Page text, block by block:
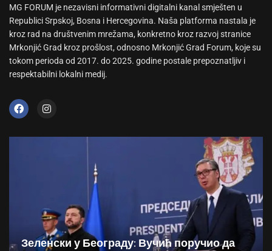
MG FORUM je nezavisni informativni digitalni kanal smješten u
Republici Srpskoj, Bosna i Hercegovina. Naša platforma nastala je
kroz rad na društvenim mrežama, konkretno kroz razvoj stranice
Mrkonjić Grad kroz prošlost, odnosno Mrkonjić Grad Forum, koje su
tokom perioda od 2017. do 2025. godine postale prepoznatljiv i
respektabilni lokalni medij.
Зеленски у Београду: Вучић поручио да